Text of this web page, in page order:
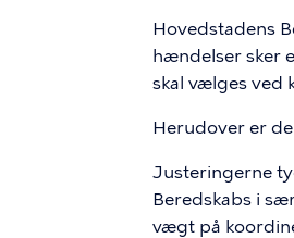
Hovedstadens
hændelser sker
skal vælges ved
Herudover er
Justeringerne
Beredskabs i
vægt på